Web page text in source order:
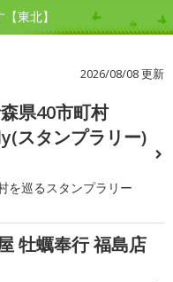
東北】
2026/08/08 更新
県40市町村
スタンプラリー)
を巡るスタンプラリー
牡蠣奉行 福島店